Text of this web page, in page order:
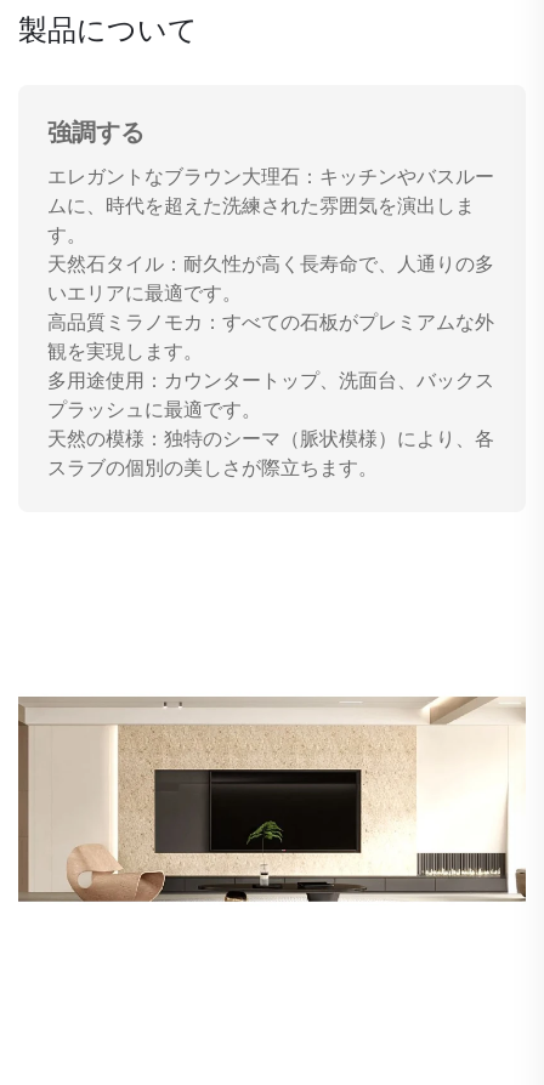
製品について
強調する
エレガントなブラウン大理石：キッチンやバスルー
ムに、時代を超えた洗練された雰囲気を演出しま
す。
天然石タイル：耐久性が高く長寿命で、人通りの多
いエリアに最適です。
高品質ミラノモカ：すべての石板がプレミアムな外
観を実現します。
多用途使用：カウンタートップ、洗面台、バックス
プラッシュに最適です。
天然の模様：独特のシーマ（脈状模様）により、各
スラブの個別の美しさが際立ちます。